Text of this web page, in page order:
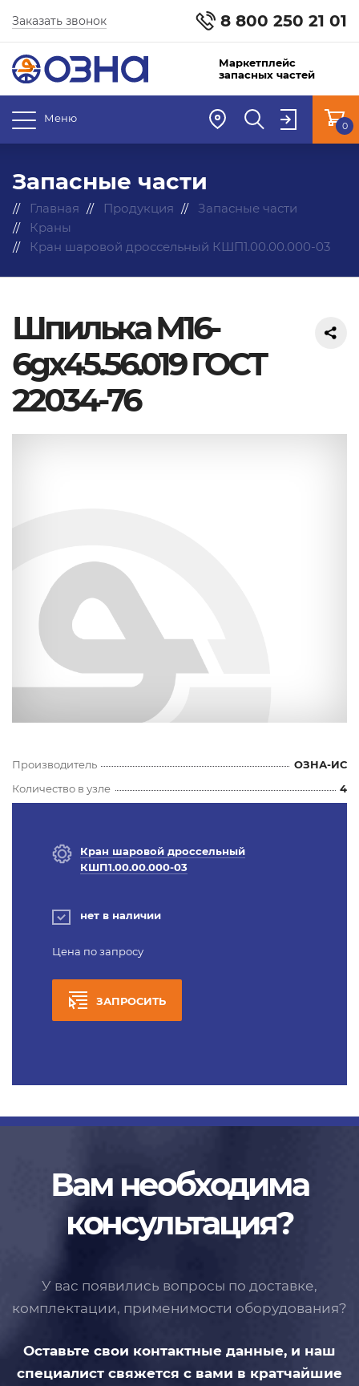
8 800 250 21 01
Заказать звонок
Маркетплейс
запасных частей
Меню
0
Запасные части
Главная Продукция
Запасные части
Краны
Кран шаровой дроссельный КШП1.00.00.000-03
Шпилька М16-
6gx45.56.019 ГОСТ
22034-76
Производитель
ОЗНА-ИС
Количество в узле
4
Кран шаровой дроссельный
КШП1.00.00.000-03
нет в наличии
Цена по запросу
ЗАПРОСИТЬ
Вам необходима
консультация?
У вас появились вопросы по доставке,
комплектации, применимости оборудования?
Оставьте свои контактные данные, и наш
специалист свяжется с вами в кратчайшие